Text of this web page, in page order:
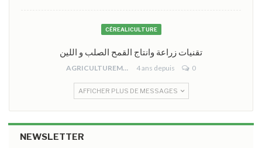
CÉREALICULTURE
تقنيات زراعة وانتاج القمح الصلب و اللين
AGRICULTUREMONO 4 ans depuis 0
AFFICHER PLUS DE MESSAGES
NEWSLETTER